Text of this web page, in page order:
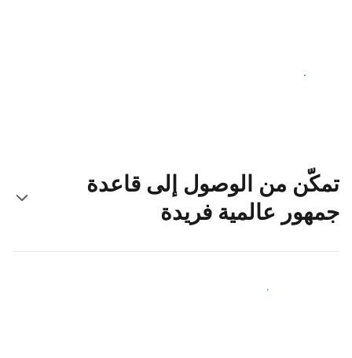
ابدأ اليوم
تمكّن من الوصول إلى قاعدة
جمهور عالمية فريدة
اجذب ضيوف جدد اليوم